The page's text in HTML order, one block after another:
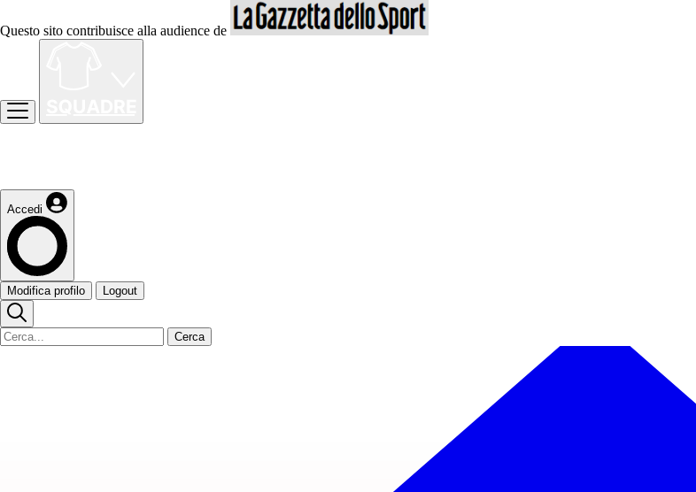
Questo sito contribuisce alla audience de
Accedi
Modifica profilo Logout
Cerca